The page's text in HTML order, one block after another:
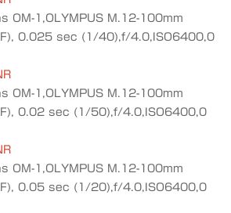
OM-1,OLYMPUS M.12-100mm
0.025 sec (1/40),f/4.0,ISO6400,0
OM-1,OLYMPUS M.12-100mm
0.02 sec (1/50),f/4.0,ISO6400,0
OM-1,OLYMPUS M.12-100mm
0.05 sec (1/20),f/4.0,ISO6400,0